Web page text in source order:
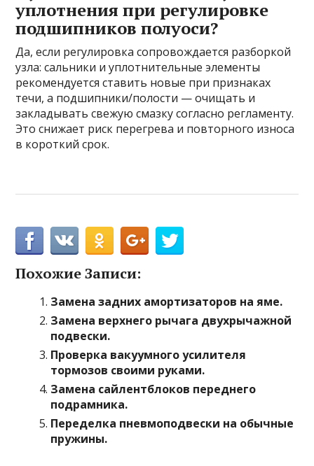
уплотнения при регулировке
подшипников полуоси?
Да, если регулировка сопровождается разборкой
узла: сальники и уплотнительные элементы
рекомендуется ставить новые при признаках
течи, а подшипники/полости — очищать и
закладывать свежую смазку согласно регламенту.
Это снижает риск перегрева и повторного износа
в короткий срок.
Похожие Записи:
Замена задних амортизаторов на яме.
Замена верхнего рычага двухрычажной
подвески.
Проверка вакуумного усилителя
тормозов своими руками.
Замена сайлентблоков переднего
подрамника.
Переделка пневмоподвески на обычные
пружины.